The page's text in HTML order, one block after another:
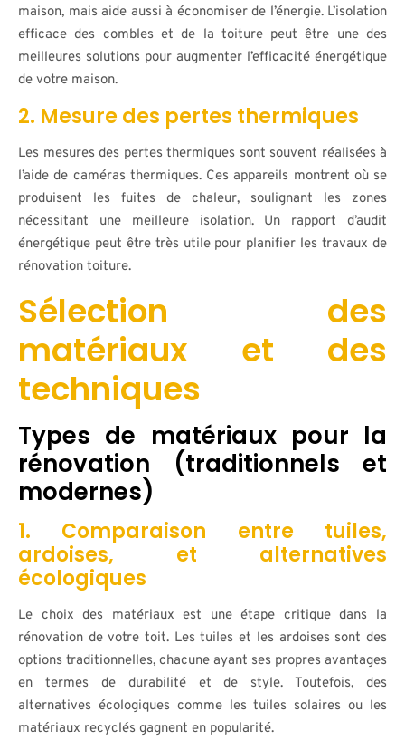
maison, mais aide aussi à économiser de l’énergie. L’isolation
efficace des combles et de la toiture peut être une des
meilleures solutions pour augmenter l’efficacité énergétique
de votre maison.
2. Mesure des pertes thermiques
Les mesures des pertes thermiques sont souvent réalisées à
l’aide de caméras thermiques. Ces appareils montrent où se
produisent les fuites de chaleur, soulignant les zones
nécessitant une meilleure isolation. Un rapport d’audit
énergétique peut être très utile pour planifier les travaux de
rénovation toiture.
Sélection des
matériaux et des
techniques
Types de matériaux pour la
rénovation (traditionnels et
modernes)
1. Comparaison entre tuiles,
ardoises, et alternatives
écologiques
Le choix des matériaux est une étape critique dans la
rénovation de votre toit. Les tuiles et les ardoises sont des
options traditionnelles, chacune ayant ses propres avantages
en termes de durabilité et de style. Toutefois, des
alternatives écologiques comme les tuiles solaires ou les
matériaux recyclés gagnent en popularité.